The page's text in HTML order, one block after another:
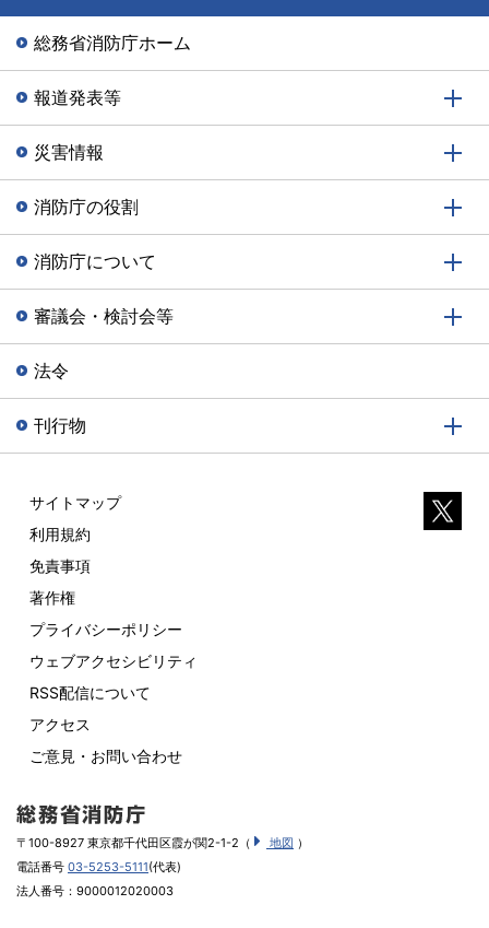
総務省消防庁ホーム
報道発表等
災害情報
消防庁の役割
消防庁について
審議会・検討会等
法令
刊行物
サイトマップ
利用規約
免責事項
著作権
プライバシーポリシー
ウェブアクセシビリティ
RSS配信について
アクセス
ご意見・お問い合わせ
〒100-8927 東京都千代田区霞が関2-1-2（ 地図 ）
電話番号 03-5253-5111(代表)
法人番号：9000012020003